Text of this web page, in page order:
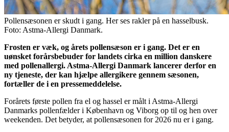
Pollensæsonen er skudt i gang. Her ses rakler på en hasselbusk.
Foto: Astma-Allergi Danmark.
Frosten er væk, og årets pollensæson er i gang. Det er en
uønsket forårsbebuder for landets cirka en million danskere
med pollenallergi. Astma-Allergi Danmark lancerer derfor en
ny tjeneste, der kan hjælpe allergikere gennem sæsonen,
fortæller de i en pressemeddelelse.
Forårets første pollen fra el og hassel er målt i Astma-Allergi
Danmarks pollenfælder i København og Viborg op til og hen over
weekenden. Det betyder, at pollensæsonen for 2026 nu er i gang.